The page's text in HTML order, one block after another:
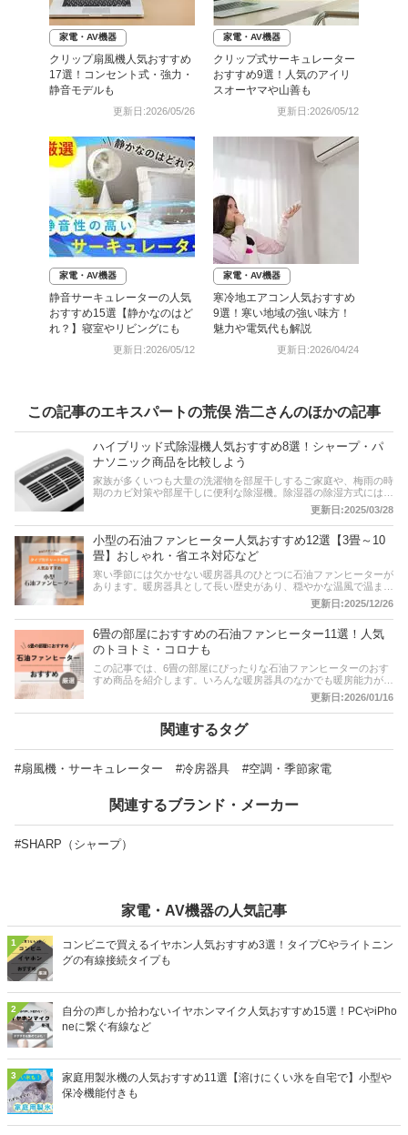
家電・AV機器
クリップ扇風機人気おすすめ
17選！コンセント式・強力・
静音モデルも
更新日:2026/05/26
家電・AV機器
クリップ式サーキュレーター
おすすめ9選！人気のアイリ
スオーヤマや山善も
更新日:2026/05/12
家電・AV機器
静音サーキュレーターの人気
おすすめ15選【静かなのはど
れ？】寝室やリビングにも
更新日:2026/05/12
家電・AV機器
寒冷地エアコン人気おすすめ
9選！寒い地域の強い味方！
魅力や電気代も解説
更新日:2026/04/24
この記事のエキスパートの荒俣 浩二さんのほかの記事
ハイブリッド式除湿機人気おすすめ8選！シャープ・パ
ナソニック商品を比較しよう
家族が多くいつも大量の洗濯物を部屋干しするご家庭や、梅雨の時
期のカビ対策や部屋干しに便利な除湿機。除湿器の除湿方式には大
きく3つありますが、コンプレッサー式除湿機は冬場の使用は難し
く、デシカント式除湿機は夏場に不向き。そこで近年、双方の良い
ところだけを併せ持ったハイブリッド式除湿器が開発され、注目が
集まっています。そこで、この記事ではハイブリッド式除湿機の購
入を検討している方に向けて、おすすめ商品をご紹介します。ぜひ
参考にしてくださいね。
更新日:2025/03/28
小型の石油ファンヒーター人気おすすめ12選【3畳～10
畳】おしゃれ・省エネ対応など
寒い季節には欠かせない暖房器具のひとつに石油ファンヒーターが
あります。暖房器具として長い歴史があり、穏やかな温風で温まる
石油ファンヒーターは根強い人気があります。この記事では、小型
に絞って石油ファンヒーターの選び方とおすすめ商品を紹介しま
す。コロナやトヨトミ、ダイニチといった人気メーカーの見た目が
おしゃれな製品や、電気代を安く抑えられる省エネな製品などをピ
ックアップ。チャート図に基づいたタイプ別診断も試してみてくだ
さいね。3畳、4畳部屋に最適なものが多く販売されています。そ
のほか、比較一覧表や通販サイトの最新人気ランキングもあるの
で、売れ筋や口コミとあわせてチェックしてみてください。
更新日:2025/12/26
6畳の部屋におすすめの石油ファンヒーター11選！人気
のトヨトミ・コロナも
この記事では、6畳の部屋にぴったりな石油ファンヒーターのおす
すめ商品を紹介します。いろんな暖房器具のなかでも暖房能力が高
いので、北国に住んでいる人にもおすすめです。コロナやダイニ
チ、トヨトミといった人気メーカーのおしゃれな製品や、省エネ性
に優れる製品を厳選！後半には、比較一覧表や通販サイトの最新人
気ランキングもあるので、売れ筋や口コミとあわせてチェックして
みてください。
更新日:2026/01/16
関連するタグ
#扇風機・サーキュレーター #冷房器具 #空調・季節家電
関連するブランド・メーカー
#SHARP（シャープ）
家電・AV機器の人気記事
1
コンビニで買えるイヤホン人気おすすめ3選！タイプCやライトニン
グの有線接続タイプも
2
自分の声しか拾わないイヤホンマイク人気おすすめ15選！PCやiPho
neに繋ぐ有線など
3
家庭用製氷機の人気おすすめ11選【溶けにくい氷を自宅で】小型や
保冷機能付きも